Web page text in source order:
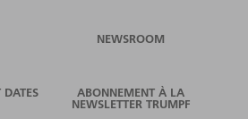
NEWSROOM
DATES
ABONNEMENT À LA
NEWSLETTER TRUMPF